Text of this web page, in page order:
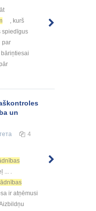
, kurš
spiedīgus
par
un
4
... .
ir atņēmusi